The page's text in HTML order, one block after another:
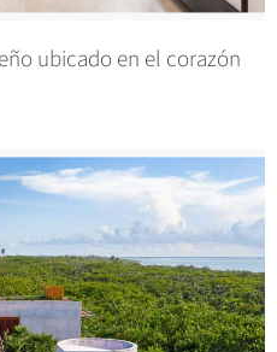
ubicado en el corazón